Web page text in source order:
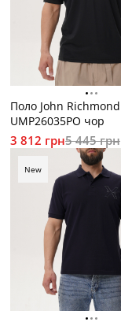
Поло John Richmond
UMP26035PO чор
3 812 грн5 445 грн
New